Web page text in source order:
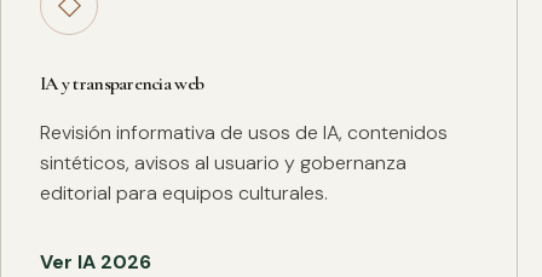
◇
IA y transparencia web
Revisión informativa de usos de IA, contenidos
sintéticos, avisos al usuario y gobernanza
editorial para equipos culturales.
Ver IA 2026